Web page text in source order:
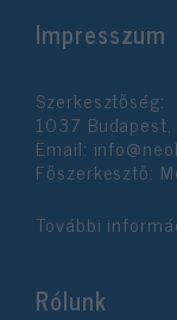
Impresszum
Szerkesztőség:
1037
Email:
Főszerkesztő:
További
Rólunk